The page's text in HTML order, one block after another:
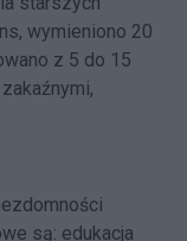
wymieniono 20
z 5 do 15
są: edukacja